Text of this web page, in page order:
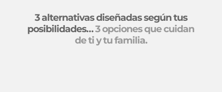
3 alternativas diseñadas según tus
posibilidades…3 opciones que cuidan
de ti y tu familia.